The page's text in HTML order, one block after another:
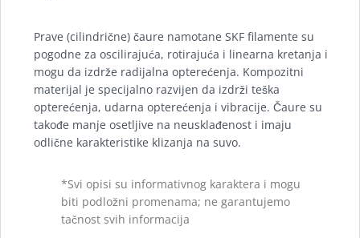
Prave (cilindrične) čaure namotane SKF filamente su
pogodne za oscilirajuća, rotirajuća i linearna kretanja i
mogu da izdrže radijalna opterećenja. Kompozitni
materijal je specijalno razvijen da izdrži teška
opterećenja, udarna opterećenja i vibracije. Čaure su
takođe manje osetljive na neusklađenost i imaju
odlične karakteristike klizanja na suvo.
*Svi opisi su informativnog karaktera i mogu
biti podložni promenama; ne garantujemo
tačnost svih informacija